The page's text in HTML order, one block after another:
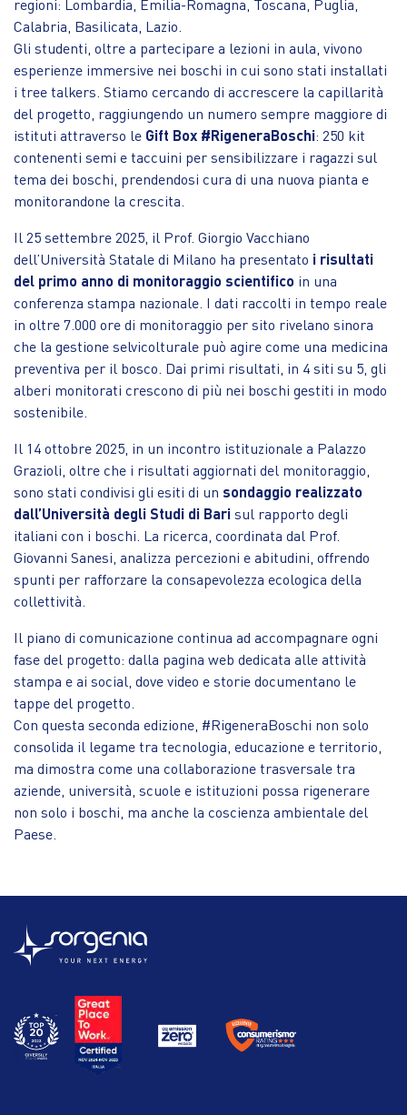
Calabria, Basilicata, Lazio.
Gli studenti, oltre a partecipare a lezioni in aula, vivono
esperienze immersive nei boschi in cui sono stati installati
i tree talkers. Stiamo cercando di accrescere la capillarità
del progetto, raggiungendo un numero sempre maggiore di
istituti attraverso le Gift Box #RigeneraBoschi: 250 kit
contenenti semi e taccuini per sensibilizzare i ragazzi sul
tema dei boschi, prendendosi cura di una nuova pianta e
monitorandone la crescita.
Il 25 settembre 2025, il Prof. Giorgio Vacchiano
dell’Università Statale di Milano ha presentato i risultati
del primo anno di monitoraggio scientifico in una
conferenza stampa nazionale. I dati raccolti in tempo reale
in oltre 7.000 ore di monitoraggio per sito rivelano sinora
che la gestione selvicolturale può agire come una medicina
preventiva per il bosco. Dai primi risultati, in 4 siti su 5, gli
alberi monitorati crescono di più nei boschi gestiti in modo
sostenibile.
Il 14 ottobre 2025, in un incontro istituzionale a Palazzo
Grazioli, oltre che i risultati aggiornati del monitoraggio,
sono stati condivisi gli esiti di un sondaggio realizzato
dall’Università degli Studi di Bari sul rapporto degli
italiani con i boschi. La ricerca, coordinata dal Prof.
Giovanni Sanesi, analizza percezioni e abitudini, offrendo
spunti per rafforzare la consapevolezza ecologica della
collettività.
Il piano di comunicazione continua ad accompagnare ogni
fase del progetto: dalla pagina web dedicata alle attività
stampa e ai social, dove video e storie documentano le
tappe del progetto.
Con questa seconda edizione, #RigeneraBoschi non solo
consolida il legame tra tecnologia, educazione e territorio,
ma dimostra come una collaborazione trasversale tra
aziende, università, scuole e istituzioni possa rigenerare
non solo i boschi, ma anche la coscienza ambientale del
Paese.